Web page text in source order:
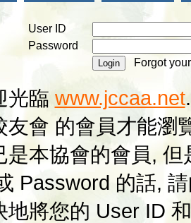
User ID
Password
Forgot
光臨 www.jccaa.net
友會 的會員才能瀏
是本協會的會員,
Password 的話,
地將您的 User ID